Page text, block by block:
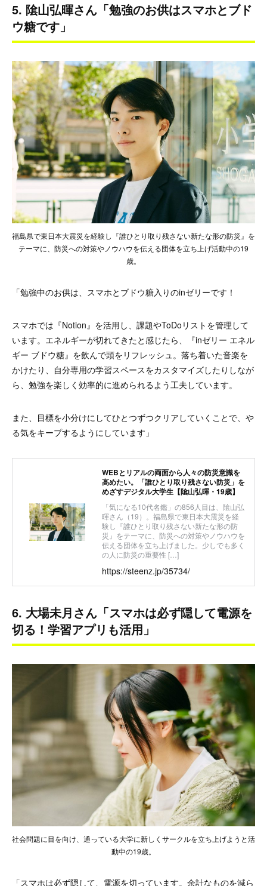
5. 隂山弘暉さん「勉強のお供はスマホとブド
ウ糖です」
福島県で東日本大震災を経験し『誰ひとり取り残さない新たな形の防災』を
テーマに、防災への対策やノウハウを伝える団体を立ち上げ活動中の19
歳。
「勉強中のお供は、スマホとブドウ糖入りのinゼリーです！
スマホでは『Notion』を活用し、課題やToDoリストを管理して
います。エネルギーが切れてきたと感じたら、『inゼリー エネル
ギー ブドウ糖』を飲んで頭をリフレッシュ。落ち着いた音楽を
かけたり、自分専用の学習スペースをカスタマイズしたりしなが
ら、勉強を楽しく効率的に進められるよう工夫しています。
また、目標を小分けにしてひとつずつクリアしていくことで、や
る気をキープするようにしています」
WEBとリアルの両面から人々の防災意識を
高めたい。「誰ひとり取り残さない防災」を
めざすデジタル大学生【隂山弘暉・19歳】
「気になる10代名鑑」の856人目は、隂山弘
暉さん（19）。福島県で東日本大震災を経
験し『誰ひとり取り残さない新たな形の防
災』をテーマに、防災への対策やノウハウを
伝える団体を立ち上げました。少しでも多く
の人に防災の重要性 […]
https://steenz.jp/35734/
6. 大場未月さん「スマホは必ず隠して電源を
切る！学習アプリも活用」
社会問題に目を向け、通っている大学に新しくサークルを立ち上げようと活
動中の19歳。
「スマホは必ず隠して、電源を切っています。余計なものを減ら